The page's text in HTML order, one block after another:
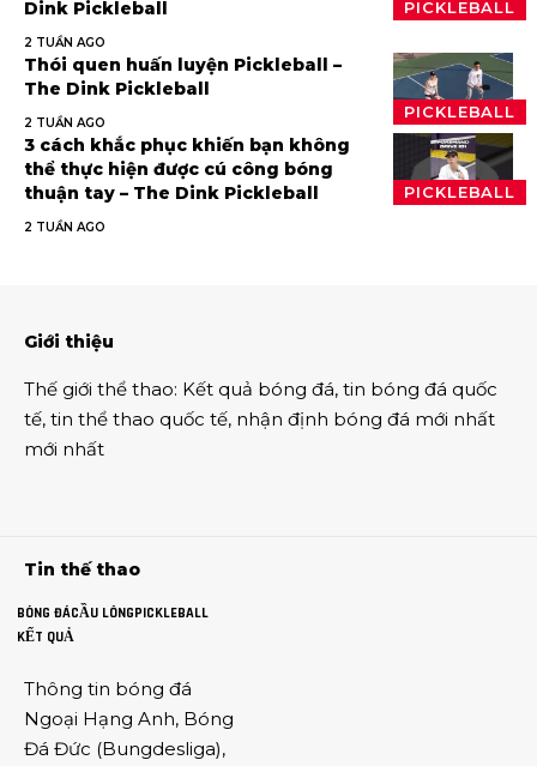
PICKLEBALL
Dink Pickleball
2 TUẦN AGO
PICKLEBALL
Thói quen huấn luyện Pickleball –
The Dink Pickleball
2 TUẦN AGO
PICKLEBALL
3 cách khắc phục khiến bạn không
thể thực hiện được cú công bóng
thuận tay – The Dink Pickleball
2 TUẦN AGO
Giới thiệu
Thế giới thể thao: Kết quả bóng đá, tin bóng đá quốc
tế, tin thể thao quốc tế, nhận định bóng đá mới nhất
mới nhất
Tin thế thao
BÓNG ĐÁCẦU LÔNGPICKLEBALL
KẾT QUẢ
Thông tin bóng đá
Ngoại Hạng Anh, Bóng
Đá Đức (Bungdesliga),